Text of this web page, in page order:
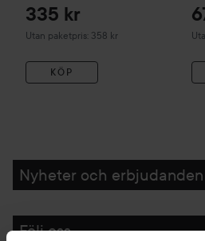
335 kr
Utan paketpris: 358 kr
KÖP
Nyheter och erbjudanden
Följ oss